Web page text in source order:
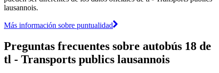
lausannois.
Más información sobre puntualidad
Preguntas frecuentes sobre autobús 18 de
tl - Transports publics lausannois